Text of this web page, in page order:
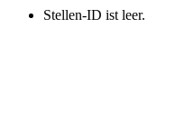
Stellen-ID ist leer.